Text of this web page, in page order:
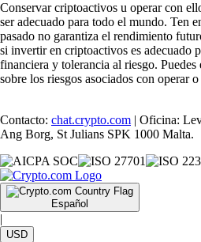
Conservar criptoactivos u operar con
ser adecuado para todo el mundo. Ten
pasado no garantiza el rendimiento
si invertir en criptoactivos es adecuado
financiera y tolerancia al riesgo.
sobre los riesgos asociados con operar
Contacto: chat.crypto.com | Oficina:
Ang Borg, St Julians SPK 1000 Malta.
Español
|
USD